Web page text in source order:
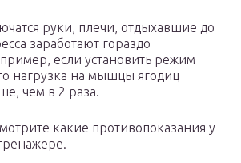
руки, плечи, отдыхавшие до
заработают гораздо
если установить режим
нагрузка на мышцы ягодиц
чем в 2 раза.
какие противопоказания у